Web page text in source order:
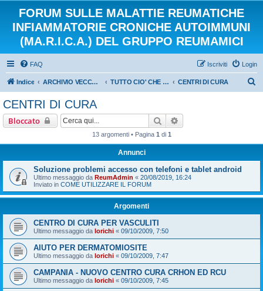
FORUM SULLE MALATTIE REUMATICHE
INFIAMMATORIE CRONICHE AUTOIMMUNI
(MA.R.I.C.A.) DEL GRUPPO REUMAMICI
FAQ Login
Iscriviti
Indice ARCHIVIO VECCHIO FORUM - (SEZIONE DI SOLA LETTURA) TUTTO CIO' CHE NON VOGLIAMO DIMENTICARE DEL NOSTRO CARO VECCHIO FORUM CENTRI DI CURA
CENTRI DI CURA
Bloccato Cerca
13 argomenti • Pagina 1 di 1
Annunci
Soluzione problemi accesso con telefoni e tablet android
Ultimo messaggio da ReumAdmin « 20/08/2019, 16:24
Inviato in COME UTILIZZARE IL FORUM
Argomenti
CENTRO DI CURA PER VASCULITI
Ultimo messaggio da lorichi « 09/10/2009, 7:50
AIUTO PER DERMATOMIOSITE
Ultimo messaggio da lorichi « 09/10/2009, 7:47
CAMPANIA - NUOVO CENTRO CURA CRHON ED RCU
Ultimo messaggio da lorichi « 09/10/2009, 7:45